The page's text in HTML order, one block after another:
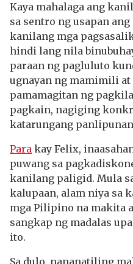
Kaya mahalaga ang
sa sentro ng usapan
kanilang mga
hindi lang nila
paraan ng pagluluto
ugnayan ng mamimili at
pamamagitan ng
pagkain, nagiging
katarungang
Para kay Felix,
puwang sa
kanilang paligid. Mula
kalupaan, alam niya sa
mga Pilipino na makita
sangkap ng madalas
ito.